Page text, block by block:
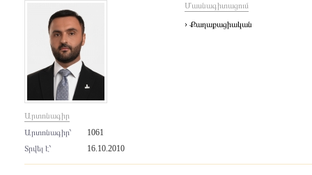
Արտոնագիր
Արտոնագիր՝
1061
Տրվել է՝
16.10.2010
Մասնագիտացում
› Քաղաքացիական